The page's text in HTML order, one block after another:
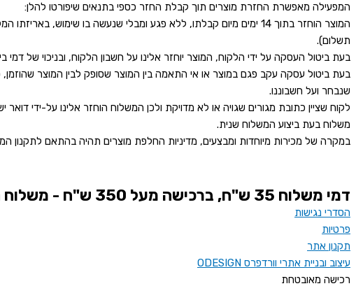
המפעילה מאפשרת החזרת מוצרים תוך קבלת החזר כספי בתנאים שיפורטו להלן:
המוצר הוחזר בתוך 14 ימים מיום קבלתו, ללא פגע ומבלי שנעשה בו
תשלום).
בעת ביטול העסקה על ידי הלקוח, המוצר יוחזר אלינו על חשבון הלקוח, ובניכוי של דמי ביטול שלא יעלה על 5% ולכל היותר 100 ₪, ובתוספת דמי עמלת
שנבחר ועל חשבוננו.
לקוח שציין כתובת מגורים שגויה או לא מדויקת ולכן המשלוח הוחזר אלינו על-ידי
משלוח בעת ביצוע המשלוח שנית.
במקרה של מכירות מיוחדות ומבצעים, מדיניות החלפת מוצרים תהיה בהתאם לתקנון
דמי משלוח 35 ש"ח, ברכישה מעל 350 ש"ח - משלוח חינם
הסדרי נגישות
פרטיות
תקנון אתר
עיצוב ובניית אתרי וורדפרס ODESIGN
רכישה מאובטחת